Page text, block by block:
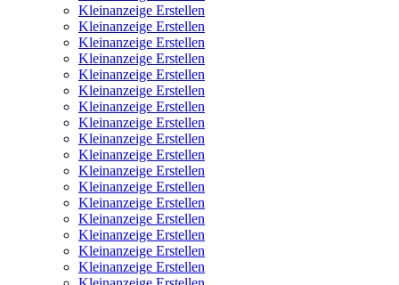
Kleinanzeige Erstellen
Kleinanzeige Erstellen
Kleinanzeige Erstellen
Kleinanzeige Erstellen
Kleinanzeige Erstellen
Kleinanzeige Erstellen
Kleinanzeige Erstellen
Kleinanzeige Erstellen
Kleinanzeige Erstellen
Kleinanzeige Erstellen
Kleinanzeige Erstellen
Kleinanzeige Erstellen
Kleinanzeige Erstellen
Kleinanzeige Erstellen
Kleinanzeige Erstellen
Kleinanzeige Erstellen
Kleinanzeige Erstellen